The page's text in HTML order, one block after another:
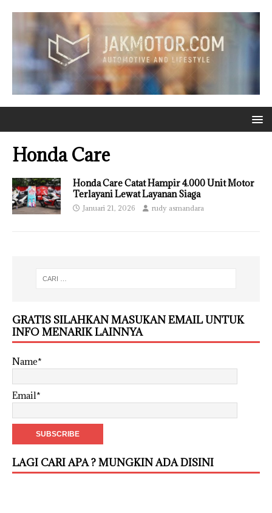
Honda Care
Honda Care Catat Hampir 4.000 Unit Motor
Terlayani Lewat Layanan Siaga
Januari 21, 2026 rudy asmandara
GRATIS SILAHKAN MASUKAN EMAIL UNTUK
INFO MENARIK LAINNYA
Name*
Email*
LAGI CARI APA ? MUNGKIN ADA DISINI